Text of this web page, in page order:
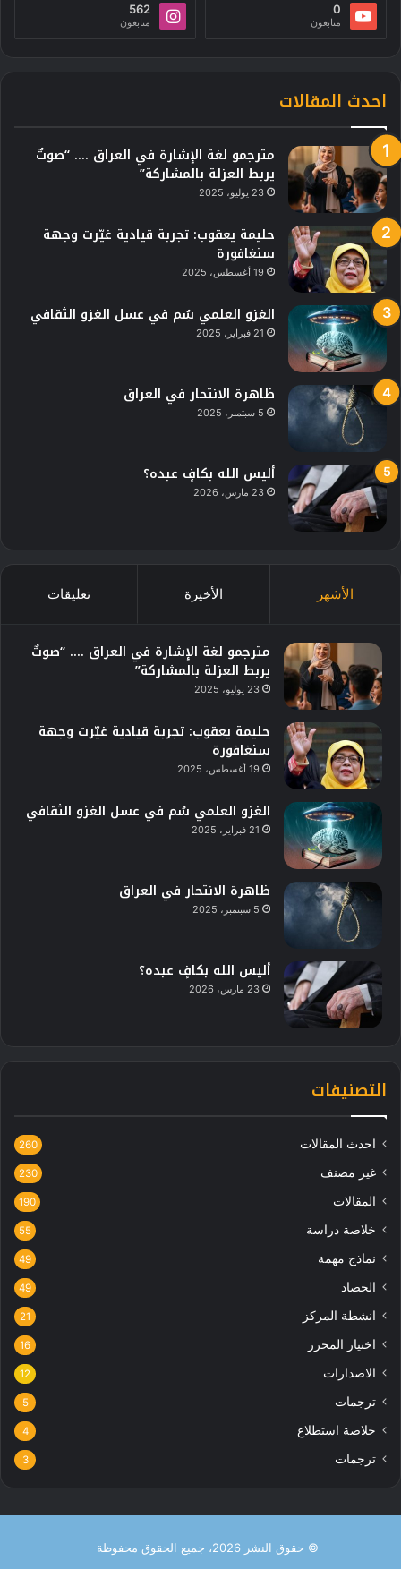
0
متابعون
562
متابعون
احدث المقالات
مترجمو لغة الإشارة في العراق …. “صوتٌ
يربط العزلة بالمشاركة”
23 يوليو، 2025
حليمة يعقوب: تجربة قيادية غيّرت وجهة
سنغافورة
19 أغسطس، 2025
الغزو العلمي سُم في عسل الغزو الثقافي
21 فبراير، 2025
ظاهرة الانتحار في العراق
5 سبتمبر، 2025
أليس الله بكافٍ عبده؟
23 مارس، 2026
الأشهر الأخيرة تعليقات
مترجمو لغة الإشارة في العراق …. “صوتٌ
يربط العزلة بالمشاركة”
23 يوليو، 2025
حليمة يعقوب: تجربة قيادية غيّرت وجهة
سنغافورة
19 أغسطس، 2025
الغزو العلمي سُم في عسل الغزو الثقافي
21 فبراير، 2025
ظاهرة الانتحار في العراق
5 سبتمبر، 2025
أليس الله بكافٍ عبده؟
23 مارس، 2026
التصنيفات
احدث المقالات 260
غير مصنف 230
المقالات 190
خلاصة دراسة 55
نماذج مهمة 49
الحصاد 49
انشطة المركز 21
اختيار المحرر 16
الاصدارات 12
ترجمات 5
خلاصة استطلاع 4
ترجمات 3
© حقوق النشر 2026، جميع الحقوق محفوظة